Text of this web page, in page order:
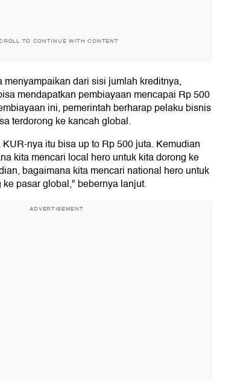
TO CONTINUE WITH CONTENT
menyampaikan dari sisi jumlah kreditnya,
mendapatkan pembiayaan mencapai Rp 500
ini, pemerintah berharap pelaku bisnis
terdorong ke kancah global.
nya itu bisa up to Rp 500 juta. Kemudian
kita mencari local hero untuk kita dorong ke
bagaimana kita mencari national hero untuk
pasar global," bebernya lanjut.
ADVERTISEMENT